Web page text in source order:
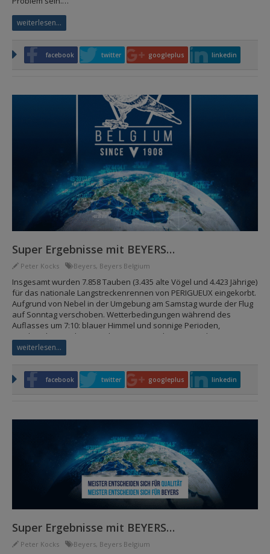
weiterlesen...
facebook twitter googleplus linkedin
Super Ergebnisse mit BEYERS…
Peter Kocks Beyers, Beyers Belgium
Insgesamt wurden 7.858 Tauben (3.435 alte Vögel und 4.423 Jährige)
für das nationale Langstreckenrennen von PERIGUEUX eingekorbt.
Aufgrund von Nebel in der Umgebung am Samstag wurde der Flug
auf Sonntag verschoben. Wetterbedingungen während des
Auflasses um 7:10: blauer Himmel und sonnige Perioden,
Nordnordostwind, gute Sicht. Der nationale Sieger Belgien…
weiterlesen...
facebook twitter googleplus linkedin
Super Ergebnisse mit BEYERS…
Peter Kocks Beyers, Beyers Belgium